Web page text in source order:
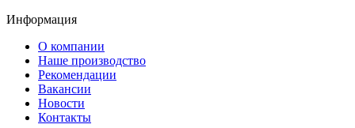
Информация
О компании
Наше производство
Рекомендации
Вакансии
Новости
Контакты